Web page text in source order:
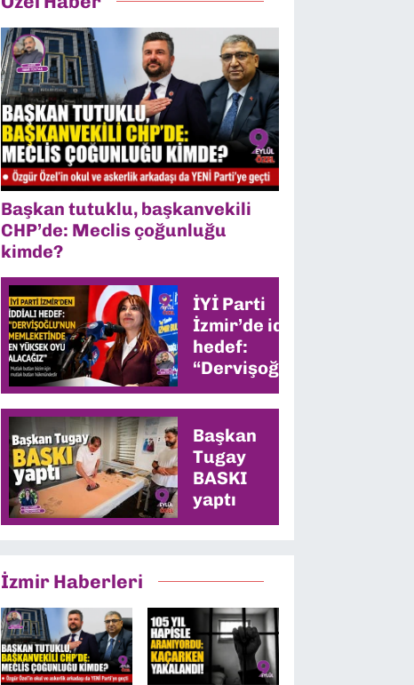
Başkan tutuklu, başkanvekili
CHP’de: Meclis çoğunluğu
kimde?
İYİ Parti
İzmir’de iddialı
hedef:
“Dervişoğlu’nun
memleketinde
en yüksek oyu
alacağız”
Başkan
Tugay
BASKI
yaptı
İzmir Haberleri